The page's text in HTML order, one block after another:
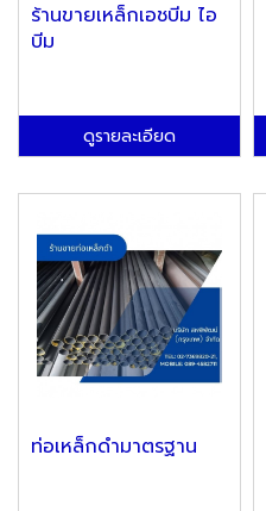
ร้านขายเหล็กเอชบีม ไอ
บีม
ดูรายละเอียด
ท่อเหล็กดำมาตรฐาน